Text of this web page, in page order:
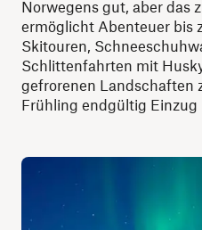
Norwegens gut, aber das
ermöglicht Abenteuer bis
Skitouren,
Schlittenfahrten mit
gefrorenen Landschaften
Frühling endgültig Einzug